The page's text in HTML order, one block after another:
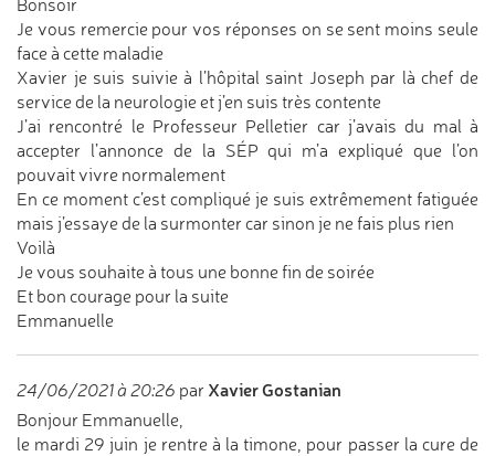
Bonsoir
Je vous remercie pour vos réponses on se sent moins seule
face à cette maladie
Xavier je suis suivie à l’hôpital saint Joseph par là chef de
service de la neurologie et j’en suis très contente
J’ai rencontré le Professeur Pelletier car j’avais du mal à
accepter l’annonce de la SÉP qui m’a expliqué que l’on
pouvait vivre normalement
En ce moment c’est compliqué je suis extrêmement fatiguée
mais j’essaye de la surmonter car sinon je ne fais plus rien
Voilà
Je vous souhaite à tous une bonne fin de soirée
Et bon courage pour la suite
Emmanuelle
24/06/2021 à 20:26 par Xavier Gostanian
Bonjour Emmanuelle,
le mardi 29 juin je rentre à la timone, pour passer la cure de